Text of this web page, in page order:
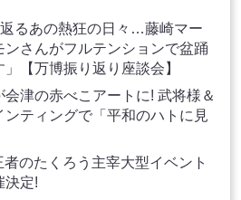
返るあの熱狂の日々…藤崎マー
さんがフルテンションで盆踊
【万博振り返り座談会】
津の赤べこアートに! 武将様＆
ティングで「平和のハトに見
のたくろう主宰大型イベント
決定!